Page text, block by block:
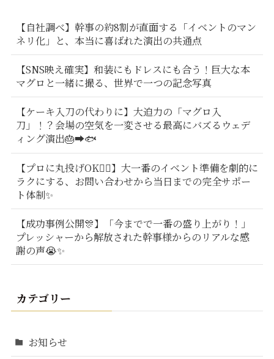
【自社調べ】幹事の約8割が直面する「イベントのマン
ネリ化」と、本当に喜ばれた演出の共通点
【SNS映え確実】和装にもドレスにも合う！巨大な本
マグロと一緒に撮る、世界で一つの記念写真
【ケーキ入刀の代わりに】大迫力の「マグロ入
刀」！？会場の空気を一変させる最高にバズるウェデ
ィング演出🎂➡️🐟
【プロに丸投げOK🙆‍♂️】大一番のイベント準備を劇的に
ラクにする、お問い合わせから当日までの完全サポー
ト体制✨
【成功事例公開🎊】「今までで一番の盛り上がり！」
プレッシャーから解放された幹事様からのリアルな感
謝の声😭✨
カテゴリー
お知らせ